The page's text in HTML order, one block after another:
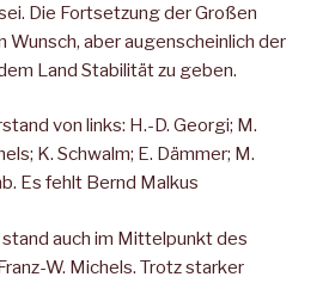
Die Fortsetzung der Großen
Wunsch, aber augenscheinlich der
Land Stabilität zu geben.
von links: H.-D. Georgi; M.
K. Schwalm; E. Dämmer; M.
Es fehlt Bernd Malkus
auch im Mittelpunkt des
W. Michels. Trotz starker